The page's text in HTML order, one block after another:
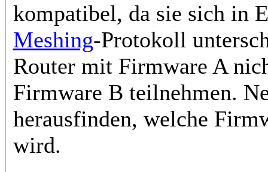
kompatibel, da sie sich in
Meshing-Protokoll
Router mit Firmware A
Firmware B teilnehmen.
herausfinden, welche
wird.